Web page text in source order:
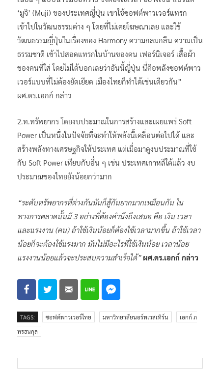
‘มูจิ’ (Muji) ของประเทศญี่ปุ่น เขาใช้ซอฟต์พาวเวอร์แทรก
เข้าไปในวัฒนธรรมต่าง ๆ โดยที่ไม่เคยโฆษณาเลย และใช้
วัฒนธรรมญี่ปุ่นในเรื่องของ Harmony ความกลมกลืน ความเป็น
ธรรมชาติ เข้าไปสอดแทรกในบ้านของคน เฟอร์นิเจอร์ เสื้อผ้า
ของคนที่ใส่ โดยไม่ได้บอกเลยว่าอันนี้ญี่ปุ่น นี่คือพลังซอฟต์พาว
เวอร์แบบที่ไม่ต้องยัดเยียด เมืองไทยก็ทำได้เช่นเดียวกัน”
ผศ.ดร.เอกก์ กล่าว
2.ท.ทรัพยากร โดยงบประมาณในการสร้างและเผยแพร่ Soft
Power เป็นหนึ่งในปัจจัยที่จะทำให้พลังนี้เคลื่อนต่อไปได้ และ
สร้างพลังทางเศรษฐกิจให้ประเทศ แต่เมื่อมาดูงบประมาณที่ใช้
กับ Soft Power เทียบกับอื่น ๆ เช่น ประเทศเกาหลีใต้แล้ว งบ
ประมาณของไทยยังน้อยกว่ามาก
“ระดับทรัพยากรที่ต่างกันมันก็สู้กันยากมากเหมือนกัน ใน
ทางการตลาดนั้นมี 3 อย่างที่ต้องคำนึงถึงเสมอ คือ เงิน เวลา
และแรงงาน (คน) ถ้าใช้เงินน้อยก็ต้องใช้เวลามากขึ้น ถ้าใช้เวลา
น้อยก็จะต้องใช้แรงมาก มันไม่มีอะไรที่ใช้เงินน้อย เวลาน้อย
แรงงานน้อยแล้วจะประสบความสำเร็จได้” ผศ.ดร.เอกก์ กล่าว
TAGS: ซอฟต์พาวเวอร์ไทย มหาวิทยาลัยนอร์ทเวสเทิร์น
เอกก์ ภ
ทรธนกุล